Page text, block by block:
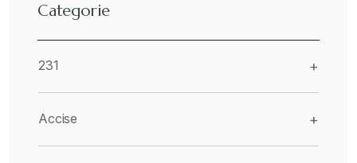
Categorie
231 +
Accise +